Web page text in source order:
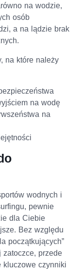
na wodzie,
osób
a na lądzie brak
na które należy
na wodę
na
wodnych i
pewnie
dla Ciebie
Bez względu
początkujących”
przede
kluczowe czynniki